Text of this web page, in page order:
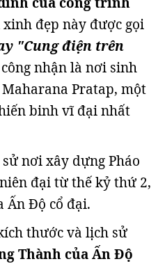
xinh đẹp này được gọi
"Cung điện trên
nhận là nơi sinh
Pratap, một
binh vĩ đại nhất
nơi xây dựng Pháo
đại từ thế kỷ thứ 2,
Ấn Độ cổ đại.
thước và lịch sử
Thành của Ấn Độ